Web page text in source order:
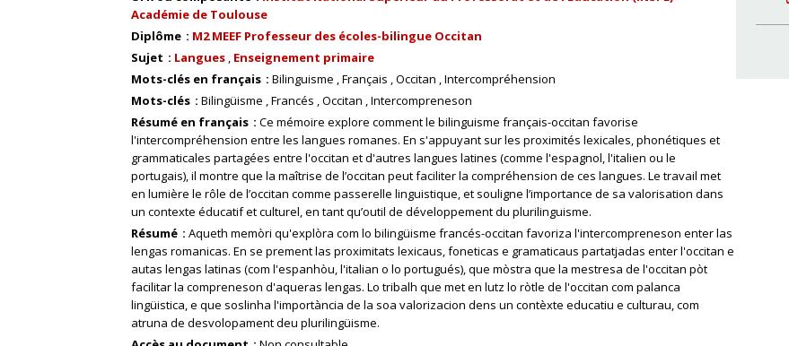
Académie de Toulouse
Diplôme
M2 MEEF Professeur des écoles-bilingue Occitan
Sujet
Langues Enseignement primaire
Mots-clés en français
Bilinguisme Français Occitan Intercompréhension
Mots-clés
Bilingüisme Francés Occitan Intercompreneson
Résumé en français
Ce mémoire explore comment le bilinguisme français-occitan favorise
l'intercompréhension entre les langues romanes. En s'appuyant sur les proximités lexicales, phonétiques et
grammaticales partagées entre l'occitan et d'autres langues latines (comme l'espagnol, l'italien ou le
portugais), il montre que la maîtrise de l’occitan peut faciliter la compréhension de ces langues. Le travail met
en lumière le rôle de l’occitan comme passerelle linguistique, et souligne l’importance de sa valorisation dans
un contexte éducatif et culturel, en tant qu’outil de développement du plurilinguisme.
Résumé
Aqueth memòri qu'explòra com lo bilingüisme francés-occitan favoriza l'intercompreneson enter las
lengas romanicas. En se prement las proximitats lexicaus, foneticas e gramaticaus partatjadas enter l'occitan e
autas lengas latinas (com l'espanhòu, l'italian o lo portugués), que mòstra que la mestresa de l'occitan pòt
facilitar la compreneson d'aqueras lengas. Lo tribalh que met en lutz lo ròtle de l'occitan com palanca
lingüistica, e que soslinha l'importància de la soa valorizacion dens un contèxte educatiu e culturau, com
atruna de desvolopament deu plurilingüisme.